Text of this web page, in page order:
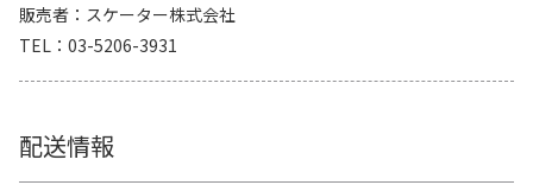
販売者
スケーター株式会社
TEL
03-5206-3931
配送情報